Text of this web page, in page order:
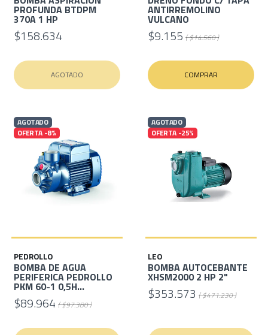
PROFUNDA BTDPM
370A 1 HP
$158.634
AGOTADO
ANTIRREMOLINO
VULCANO
$9.155 ( $14.560 )
COMPRAR
AGOTADO
OFERTA -8%
PEDROLLO
BOMBA DE AGUA
PERIFERICA PEDROLLO
PKM 60-1 0,5H...
$89.964 ( $97.380 )
AGOTADO
OFERTA -25%
LEO
BOMBA AUTOCEBANTE
XHSM2000 2 HP 2"
$353.573 ( $471.230 )